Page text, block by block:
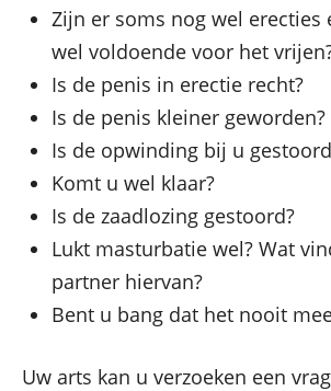
Zijn er soms nog wel erecties
wel voldoende voor het
Is de penis in erectie recht?
Is de penis kleiner geworden?
Is de opwinding bij u
Komt u wel klaar?
Is de zaadlozing gestoord?
Lukt masturbatie wel? Wat
partner hiervan?
Bent u bang dat het nooit
Uw arts kan u verzoeken een